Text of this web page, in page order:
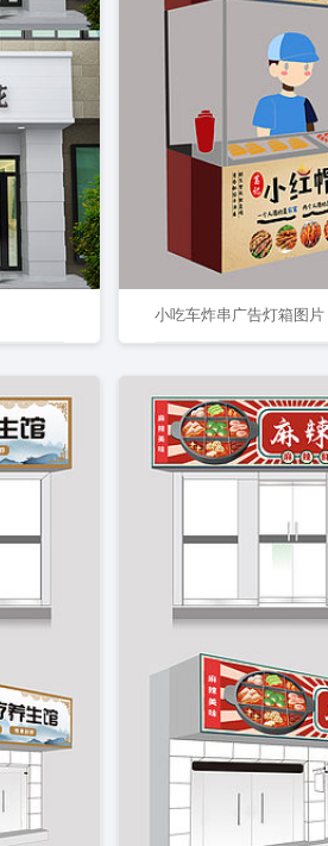
小吃车炸串广告灯箱图片